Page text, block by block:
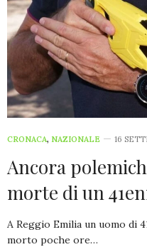
CRONACA, NAZIONALE 16
Ancora
morte di un
A Reggio Emilia un uomo di
morto poche ore…